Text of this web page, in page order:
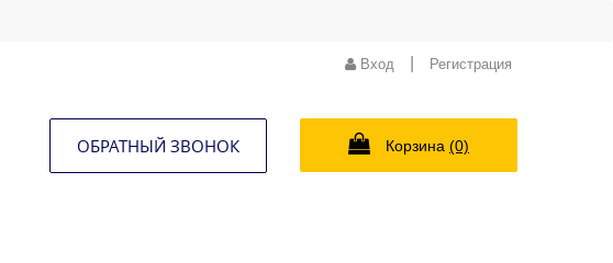
Вход Регистрация
ОБРАТНЫЙ ЗВОНОК Корзина (0)